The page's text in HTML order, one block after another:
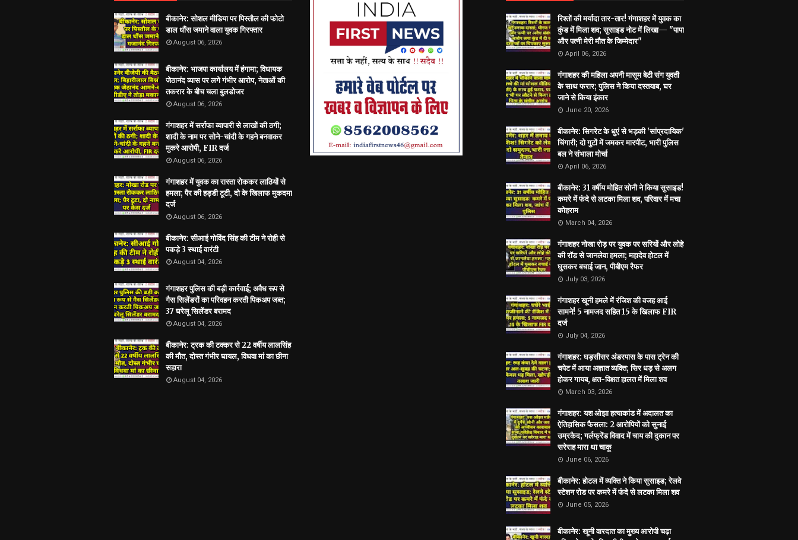
बीकानेर: सोशल मीडिया पर पिस्तौल की फोटो
डाल धौंस जमाने वाला युवक गिरफ्तार
August 06, 2026
बीकानेर: भाजपा कार्यालय में हंगामा; विधायक
जेठानंद व्यास पर लगे गंभीर आरोप, नेताओं की
तकरार के बीच चला बुलडोजर
August 06, 2026
गंगाशहर में सर्राफा व्यापारी से लाखों की ठगी;
शादी के नाम पर सोने-चांदी के गहने बनवाकर
मुकरे आरोपी, FIR दर्ज
August 06, 2026
गंगाशहर में युवक का रास्ता रोककर लाठियों से
हमला; पैर की हड्डी टूटी, दो के खिलाफ मुकदमा
दर्ज
August 06, 2026
बीकानेर: सीआई गोविंद सिंह की टीम ने रोही से
पकड़े 3 स्थाई वारंटी
August 04, 2026
गंगाशहर पुलिस की बड़ी कार्रवाई; अवैध रूप से
गैस सिलेंडरों का परिवहन करती पिकअप जब्त;
37 घरेलू सिलेंडर बरामद
August 04, 2026
बीकानेर: ट्रक की टक्कर से 22 वर्षीय लालसिंह
की मौत, दोस्त गंभीर घायल, विधवा मां का छीना
सहारा
August 04, 2026
रिश्तों की मर्यादा तार-तार! गंगाशहर में युवक का
कुंड में मिला शव; सुसाइड नोट में लिखा— "पापा
और पत्नी मेरी मौत के जिम्मेदार"
April 06, 2026
गंगाशहर की महिला अपनी मासूम बेटी संग युवती
के साथ फरार; पुलिस ने किया दस्तयाब, घर
जाने से किया इंकार
June 20, 2026
बीकानेर: सिगरेट के धुएं से भड़की 'सांप्रदायिक'
चिंगारी; दो गुटों में जमकर मारपीट, भारी पुलिस
बल ने संभाला मोर्चा
April 06, 2026
बीकानेर: 31 वर्षीय मोहित सोनी ने किया सुसाइड!
कमरे में फंदे से लटका मिला शव, परिवार में मचा
कोहराम
March 04, 2026
गंगाशहर नोखा रोड़ पर युवक पर सरियों और लोहे
की रॉड से जानलेवा हमला; महादेव होटल में
घुसकर बचाई जान, पीबीएम रैफर
July 03, 2026
गंगाशहर खूनी हमले में रंजिश की वजह आई
सामने! 5 नामजद सहित 15 के खिलाफ FIR
दर्ज
July 04, 2026
गंगाशहर: घड़सीसर अंडरपास के पास ट्रेन की
चपेट में आया अज्ञात व्यक्ति; सिर धड़ से अलग
होकर गायब, क्षत-विक्षत हालत में मिला शव
March 03, 2026
गंगाशहर: यश ओझा हत्याकांड में अदालत का
ऐतिहासिक फैसला: 2 आरोपियों को सुनाई
उम्रकैद; गर्लफ्रेंड विवाद में चाय की दुकान पर
सरेराह मारा था चाकू
June 06, 2026
बीकानेर: होटल में व्यक्ति ने किया सुसाइड; रेलवे
स्टेशन रोड पर कमरे में फंदे से लटका मिला शव
June 05, 2026
बीकानेर: खूनी वारदात का मुख्य आरोपी चढ़ा